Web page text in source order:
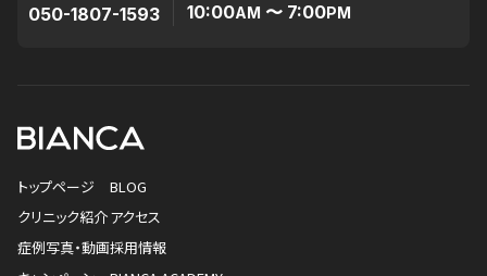
050-1807-1593 10:00AM 〜 7:00PM
トップページ
クリニック紹介
症例写真・動画
BLOG
アクセス
採用情報